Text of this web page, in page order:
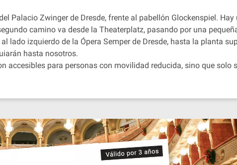
Palacio Zwinger de Dresde, frente al pabellón Glockenspiel.
camino va desde la Theaterplatz, pasando por una
izquierdo de la Ópera Semper de Dresde, hasta la planta
hasta nosotros.
para personas con movilidad reducida, sino que solo